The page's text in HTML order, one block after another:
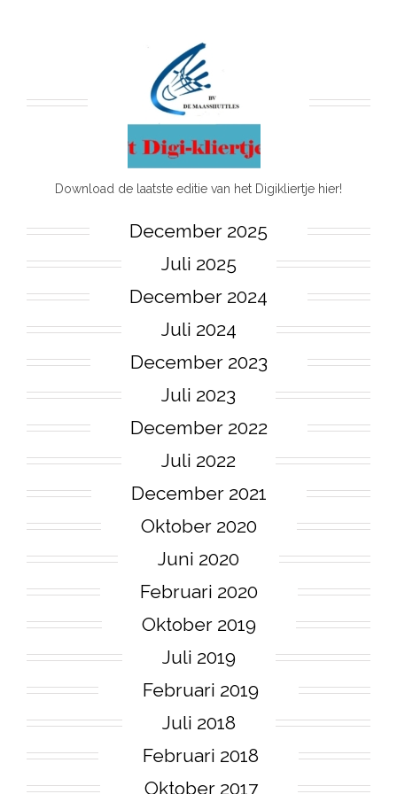
Download de laatste editie van het Digikliertje hier!
December 2025
Juli 2025
December 2024
Juli 2024
December 2023
Juli 2023
December 2022
Juli 2022
December 2021
Oktober 2020
Juni 2020
Februari 2020
Oktober 2019
Juli 2019
Februari 2019
Juli 2018
Februari 2018
Oktober 2017